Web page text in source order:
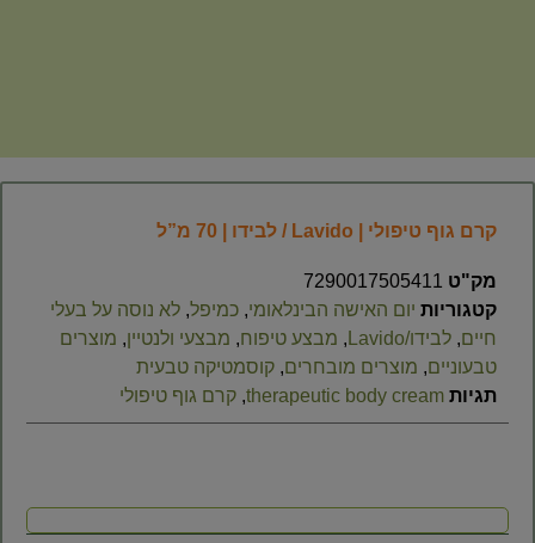
קרם גוף טיפולי | Lavido / לבידו | 70 מ”ל
מק"ט 7290017505411
קטגוריות יום האישה הבינלאומי, כמיפל, לא נוסה על בעלי
חיים, לבידו/Lavido , מבצע טיפוח, מבצעי ולנטיין, מוצרים
טבעוניים, מוצרים מובחרים, קוסמטיקה טבעית
תגיות therapeutic body cream
, קרם גוף טיפולי